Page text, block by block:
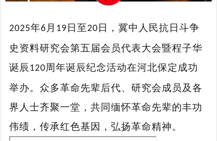
2025年6 月 19 日至20 日，冀中人民抗日斗争
史资料研究会第五届会员代表大会暨程子华
诞辰 120周年诞辰纪念活动在河北保定成功
举办。众多革命先辈后代、研究会成员及各
界人士齐聚一堂，共同缅怀革命先辈的丰功
伟绩，传承红色基因，弘扬革命精神。